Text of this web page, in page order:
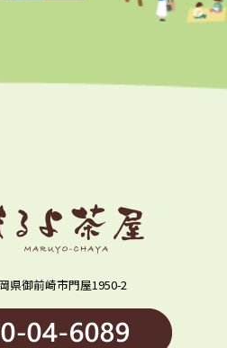
県御前崎市門屋1950-2